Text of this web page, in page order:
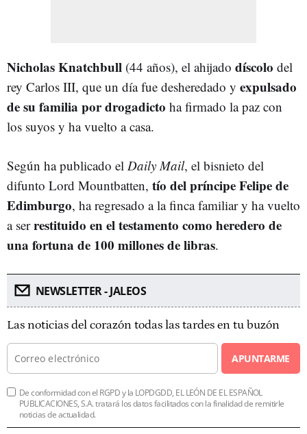
Nicholas Knatchbull (44 años), el ahijado díscolo del
rey Carlos III, que un día fue desheredado y expulsado
de su familia por drogadicto ha firmado la paz con
los suyos y ha vuelto a casa.
Según ha publicado el Daily Mail, el bisnieto del
difunto Lord Mountbatten, tío del príncipe Felipe de
Edimburgo, ha regresado a la finca familiar y ha vuelto
a serrestituido en el testamento como heredero de
una fortuna de 100 millones de libras.
NEWSLETTER - JALEOS
Las noticias del corazón todas las tardes en tu buzón
APUNTARME
De conformidad con el RGPD y la LOPDGDD, EL LEÓN DE EL ESPAÑOL
PUBLICACIONES, S.A. tratará los datos facilitados con la finalidad de remitirle
noticias de actualidad.